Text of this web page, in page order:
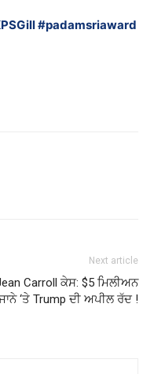
#padamsriaward
Next article
Carroll ਕੇਸ: $5 ਮਿਲੀਅਨ
‘ਤੇ Trump ਦੀ ਅਪੀਲ ਰੱਦ !